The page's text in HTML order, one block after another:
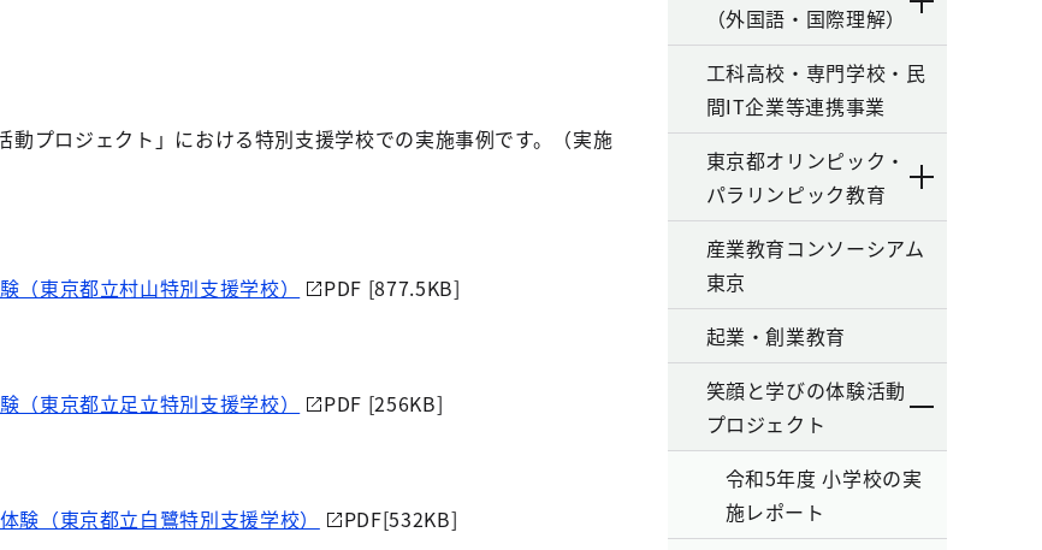
動プロジェクト」における特別支援学校での実施事例です。（実施
（東京都立村山特別支援学校）
PDF [877.5KB]
（東京都立足立特別支援学校）
PDF [256KB]
験（東京都立白鷺特別支援学校）
PDF[532KB]
（外国語・国際理解）
工科高校・専門学校・民
間IT企業等連携事業
東京都オリンピック・
パラリンピック教育
産業教育コンソーシアム
東京
起業・創業教育
笑顔と学びの体験活動
プロジェクト
令和5年度 小学校の実
施レポート